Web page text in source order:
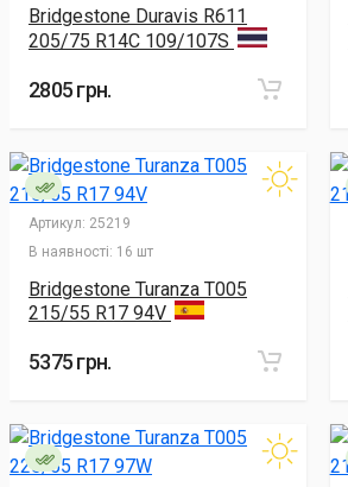
Bridgestone Duravis R611
205/75 R14C 109/107S
2805 грн.
Артикул: 25219
В наявності: 16 шт
Bridgestone Turanza T005
215/55 R17 94V
5375 грн.